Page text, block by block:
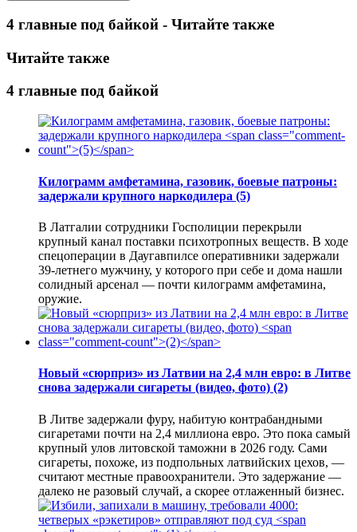
4 главные под байкой - Читайте также
Читайте также
4 главные под байкой
Килограмм амфетамина, газовик, боевые патроны:
задержали крупного наркодилера (5)
В Латгалии сотрудники Госполиции перекрыли
крупный канал поставки психотропных веществ. В ходе
спецоперации в Даугавпилсе оперативники задержали
39-летнего мужчину, у которого при себе и дома нашли
солидный арсенал — почти килограмм амфетамина,
оружие.
Новый «сюрприз» из Латвии на 2,4 млн евро: в Литве
снова задержали сигареты (видео, фото) (2)
В Литве задержали фуру, набитую контрабандными
сигаретами почти на 2,4 миллиона евро. Это пока самый
крупный улов литовской таможни в 2026 году. Сами
сигареты, похоже, из подпольных латвийских цехов, —
считают местные правоохранители. Это задержание —
далеко не разовый случай, а скорее отлаженный бизнес.